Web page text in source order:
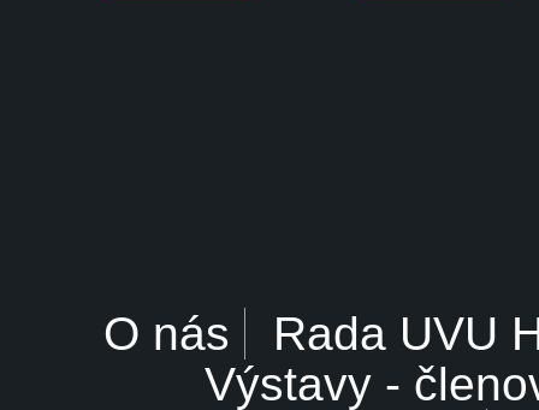
O nás
Rada UVU
Výstavy -